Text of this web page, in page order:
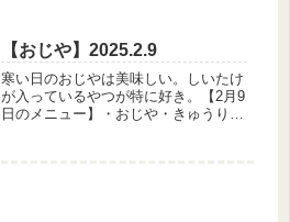
保存の期間過ぎちゃうかな～確認しと
こってみたらデータが消えてい
た。。。う...
【おじや】2025.2.9
寒い日のおじやは美味しい。しいたけ
が入っているやつが特に好き。【2月9
日のメニュー】・おじや・きゅうりと